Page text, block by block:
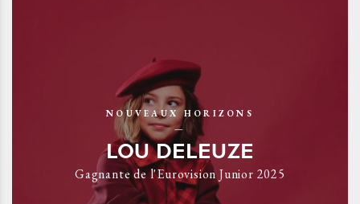
NOUVEAUX HORIZONS
LOU DELEUZE
Gagnante de l'Eurovision Junior 2025